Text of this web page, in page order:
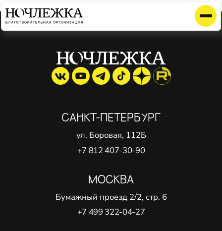
Элемент не найден!
САНКТ-ПЕТЕРБУРГ
ул. Боровая, 112Б
+7 812 407-30-90
МОСКВА
Бумажный проезд 2/2, стр. 6
+7 499 322-04-27